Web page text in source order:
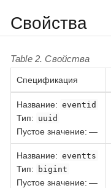
Свойства
Table 2. Свойства
Спецификация
Название: eventid
Тип: uuid
Пустое значение: —
Название: eventts
Тип: bigint
Пустое значение: —